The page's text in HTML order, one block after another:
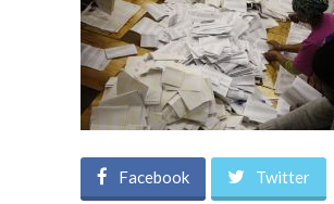
Facebook Twitter